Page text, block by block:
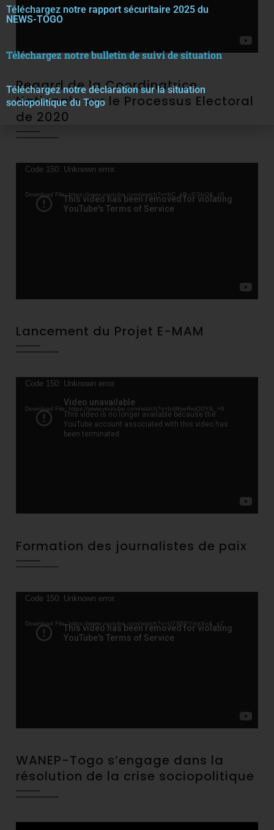
Regard de la Coordinatrice
Nationale sur le Processus Electoral
de 2020
Video
Code 150: Unknown error.
Download File: https://www.youtube.com/watch?v=bC_aB-cESbQ&_=5
Lancement du Projet E-MAM
Video
Code 150: Unknown error.
Download File: https://www.youtube.com/watch?v=bzWyeRejQDY&_=6
Formation des journalistes de paix
Video
Code 150: Unknown error.
Download File: https://www.youtube.com/watch?v=U73l5PYmzXo&_=7
WANEP-Togo s’engage dans la
résolution de la crise sociopolitique
Téléchargez notre rapport sécuritaire 2025 du
NEWS-TOGO
Téléchargez notre bulletin de suivi de situation
Téléchargez notre déclaration sur la situation
sociopolitique du Togo